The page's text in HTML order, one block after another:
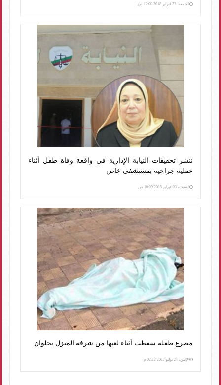
الجمعة، 23 فبراير 2018 12:00 ص
ننشر تحقيقات النيابة الإدارية في واقعة وفاة طفل أثناء
عملية جراحية بمستشفى خاص
السبت، 03 فبراير 2018 10:09 ص
مصرع طفلة سقطت أثناء لعبها من شرفة المنزل بحلوان
الإثنين، 24 يوليو 2017 02:12 م